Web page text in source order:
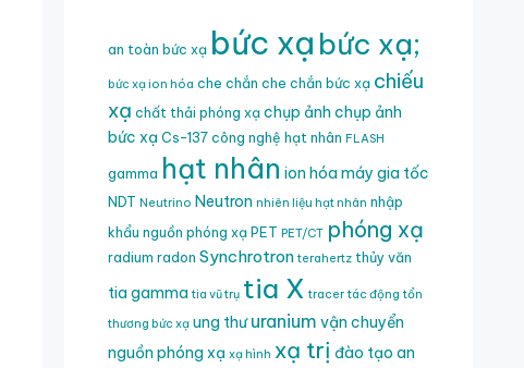
an toàn bức xạ bức xạ bức xạ;
bức xạ ion hóa che chắn che chắn bức xạ chiếu
xạ chất thải phóng xạ chụp ảnh chụp ảnh
bức xạ Cs-137 công nghệ hạt nhân FLASH
gamma hạt nhân ion hóa máy gia tốc
NDT Neutrino Neutron nhiên liệu hạt nhân nhập
khẩu nguồn phóng xạ PET PET/CT phóng xạ
radium radon Synchrotron terahertz thủy văn
tia gamma tia vũ trụ tia X tracer tác động tổn
thương bức xạ ung thư uranium vận chuyển
nguồn phóng xạ xạ hình xạ trị đào tạo an